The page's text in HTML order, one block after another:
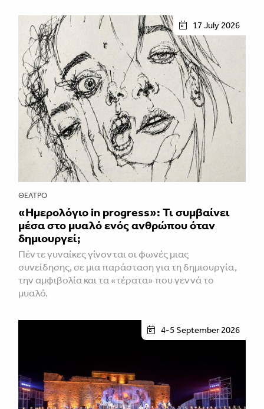
17 July 2026
ΘΈΑΤΡΟ
«Ημερολόγιο in progress»: Τι συμβαίνει
μέσα στο μυαλό ενός ανθρώπου όταν
δημιουργεί;
Πέντε γυναίκες γίνονται οι φωνές μιας
συνείδησης, σε μια παράσταση για τη δημιουργία,
την αμφιβολία και τα «τέρατα» που γεννά το
μυαλό.
4-5 September 2026